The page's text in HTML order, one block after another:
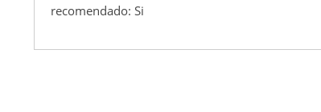
recomendado: Si